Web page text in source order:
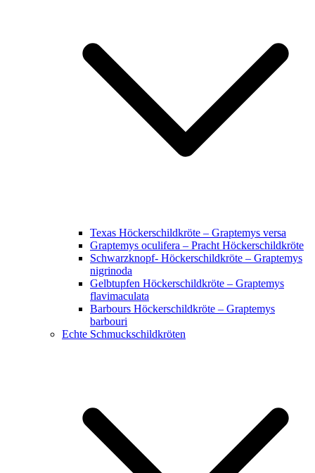
Texas Höckerschildkröte – Graptemys versa
Graptemys oculifera – Pracht Höckerschildkröte
Schwarzknopf- Höckerschildkröte – Graptemys
nigrinoda
Gelbtupfen Höckerschildkröte – Graptemys
flavimaculata
Barbours Höckerschildkröte – Graptemys
barbouri
Echte Schmuckschildkröten